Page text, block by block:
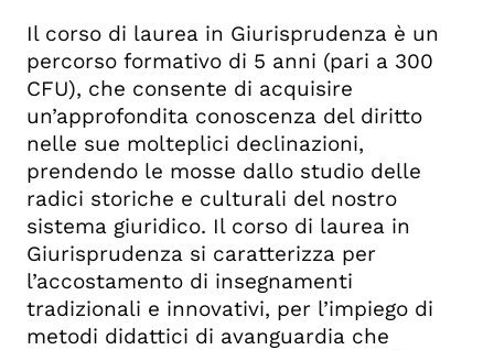
Il corso di laurea in Giurisprudenza è un
percorso formativo di 5 anni (pari a 300
CFU), che consente di acquisire
un’approfondita conoscenza del diritto
nelle sue molteplici declinazioni,
prendendo le mosse dallo studio delle
radici storiche e culturali del nostro
sistema giuridico. Il corso di laurea in
Giurisprudenza si caratterizza per
l’accostamento di insegnamenti
tradizionali e innovativi, per l’impiego di
metodi didattici di avanguardia che